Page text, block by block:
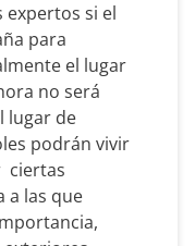
expertos si el
para
el lugar
no será
lugar de
podrán vivir
ciertas
a las que